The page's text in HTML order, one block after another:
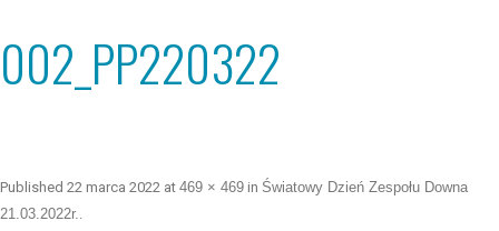
002_PP220322
Published 22 marca 2022 at 469 × 469 in Światowy Dzień Zespołu Downa
21.03.2022r..